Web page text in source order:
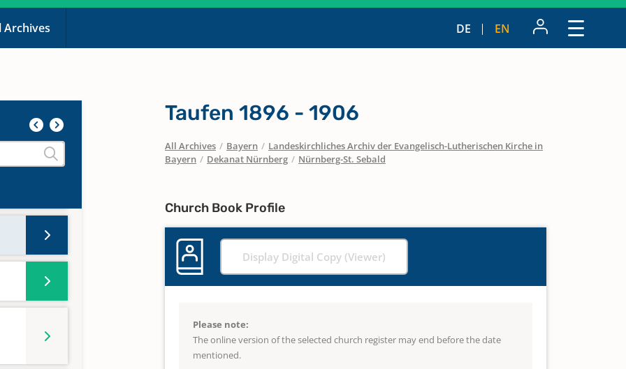
Archives DE EN
Taufen 1896 - 1906
All Archives / Bayern / Landeskirchliches Archiv der Evangelisch-Lutherischen Kirche in
Bayern / Dekanat Nürnberg / Nürnberg-St. Sebald
Church Book Profile
Display Digital Copy (Viewer)
Please note:
The online version of the selected church register may end before the date
mentioned.